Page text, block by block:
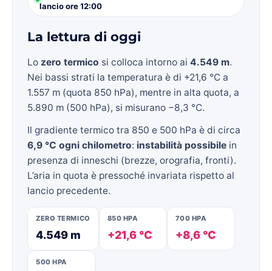
lancio ore 12:00
La lettura di oggi
Lo zero termico si colloca intorno ai 4.549 m.
Nei bassi strati la temperatura è di +21,6 °C a
1.557 m (quota 850 hPa), mentre in alta quota, a
5.890 m (500 hPa), si misurano −8,3 °C.
Il gradiente termico tra 850 e 500 hPa è di circa
6,9 °C ogni chilometro: instabilità possibile in
presenza di inneschi (brezze, orografia, fronti).
L’aria in quota è pressoché invariata rispetto al
lancio precedente.
ZERO TERMICO
4.549 m
850 HPA
+21,6 °C
700 HPA
+8,6 °C
500 HPA